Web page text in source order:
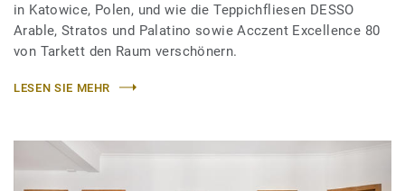
in Katowice, Polen, und wie die Teppichfliesen DESSO
Arable, Stratos und Palatino sowie Acczent Excellence 80
von Tarkett den Raum verschönern.
LESEN SIE MEHR